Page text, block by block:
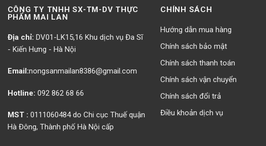
CÔNG TY TNHH SX-TM-DV THỰC
PHẨM MAI LAN
Địa chỉ: DV01-LK15,16 Khu dịch vụ Đa Sĩ
- Kiến Hưng - Hà Nội
Email:nongsanmailan8386@gmail.com
Hotline: 092 862 68 66
MST : 0111060484 do Chi cục Thuế quận
Hà Đông, Thành phố Hà Nội cấp
CHÍNH SÁCH
Hướng dẫn mua hàng
Chính sách bảo mật
Chính sách thanh toán
Chính sách vận chuyển
Chính sách đổi trả
Điều khoản dịch vụ